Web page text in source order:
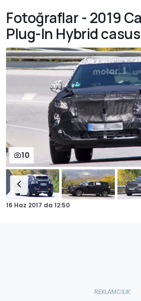
Fotoğraflar - 2019
Plug-In Hybrid
10
16 Haz 2017 da 12:50